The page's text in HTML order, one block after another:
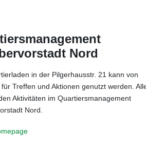
Nord
in der Pilgerhausstr. 21 kann von
Treffen und Aktionen genutzt werden.
Aktivitäten im Quartiersmanagement
Nord.